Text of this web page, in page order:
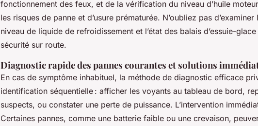
fonctionnement des feux, et de la vérification du niveau d’huile
les risques de panne et d’usure prématurée. N’oubliez pas
niveau de liquide de refroidissement et l’état des balais d’essuie-
sécurité sur route.
Diagnostic rapide des pannes courantes et solutions
En cas de symptôme inhabituel, la méthode de diagnostic efficace
identification séquentielle : afficher les voyants au tableau de bord,
suspects, ou constater une perte de puissance. L’intervention
Certaines pannes, comme une batterie faible ou une crevaison,